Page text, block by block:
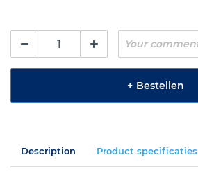
+ Bestellen
Description Product specificaties